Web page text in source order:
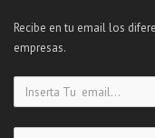
Recibe en tu email los
empresas.